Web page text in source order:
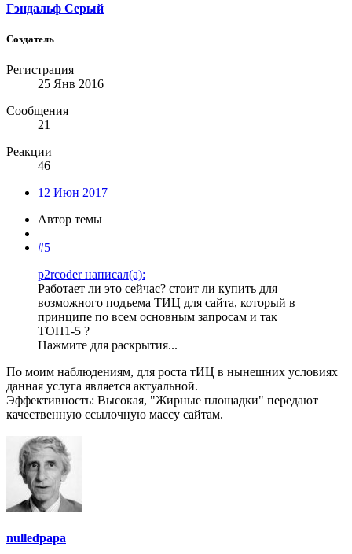
Гэндальф Серый
Создатель
Регистрация
25 Янв 2016
Сообщения
21
Реакции
46
12 Июн 2017
Автор темы
#5
p2rcoder написал(а):
Работает ли это сейчас? стоит ли купить для
возможного подъема ТИЦ для сайта, который в
принципе по всем основным запросам и так
ТОП1-5 ?
Нажмите для раскрытия...
По моим наблюдениям, для роста тИЦ в нынешних условиях
данная услуга является актуальной.
Эффективность: Высокая, "Жирные площадки" передают
качественную ссылочную массу сайтам.
nulledpapa